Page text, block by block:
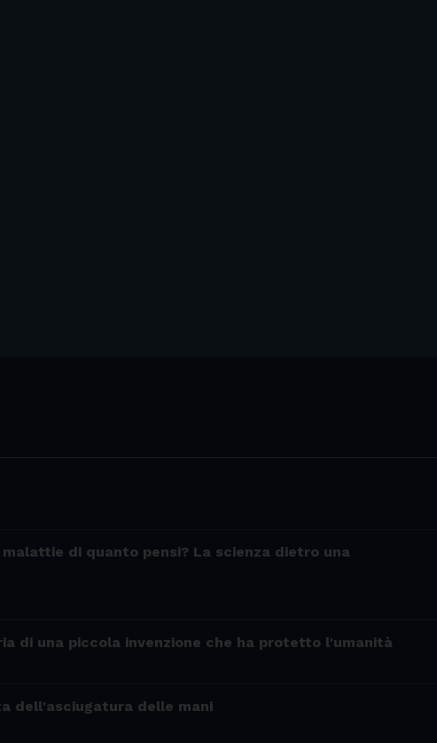
di quanto pensi? La scienza dietro una
di una piccola invenzione che ha protetto l'umanità
dell'asciugatura delle mani